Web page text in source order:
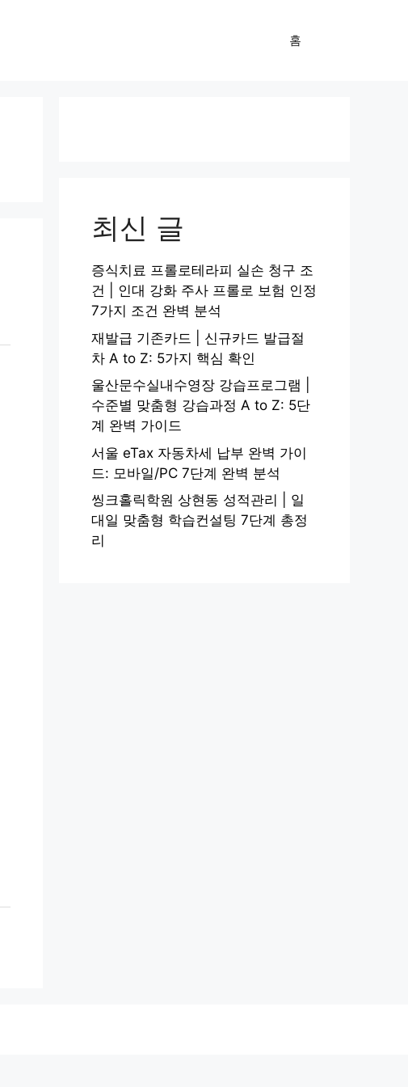
홈
최신 글
증식치료 프롤로테라피 실손 청구 조
건 | 인대 강화 주사 프롤로 보험 인정
7가지 조건 완벽 분석
재발급 기존카드 | 신규카드 발급절
차 A to Z: 5가지 핵심 확인
울산문수실내수영장 강습프로그램 |
수준별 맞춤형 강습과정 A to Z: 5단
계 완벽 가이드
서울 eTax 자동차세 납부 완벽 가이
드: 모바일/PC 7단계 완벽 분석
씽크홀릭학원 상현동 성적관리 | 일
대일 맞춤형 학습컨설팅 7단계 총정
리